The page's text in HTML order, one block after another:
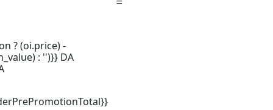
? (oi.price) -
: '')}} DA